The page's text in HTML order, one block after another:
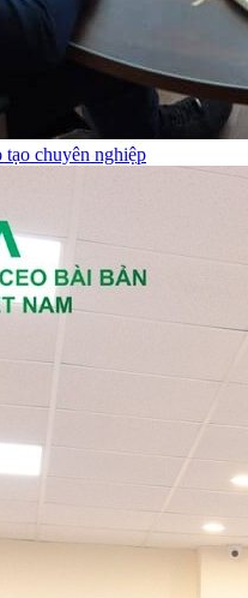
chuyên nghiệp